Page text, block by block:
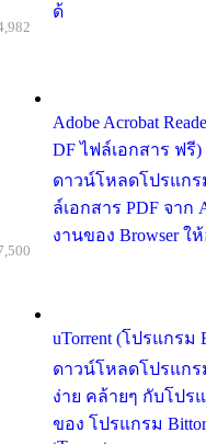
ด้
Adobe Acrobat
DF ไฟล์เอกสาร ฟรี)
ดาวน์โหลดโปรแกรม
ล์เอกสาร PDF จาก
งานของ Browser ใ
uTorrent (โปรแกรม
ดาวน์โหลดโปรแกร
ง่าย คล้ายๆ กับโปร
ของ โปรแกรม